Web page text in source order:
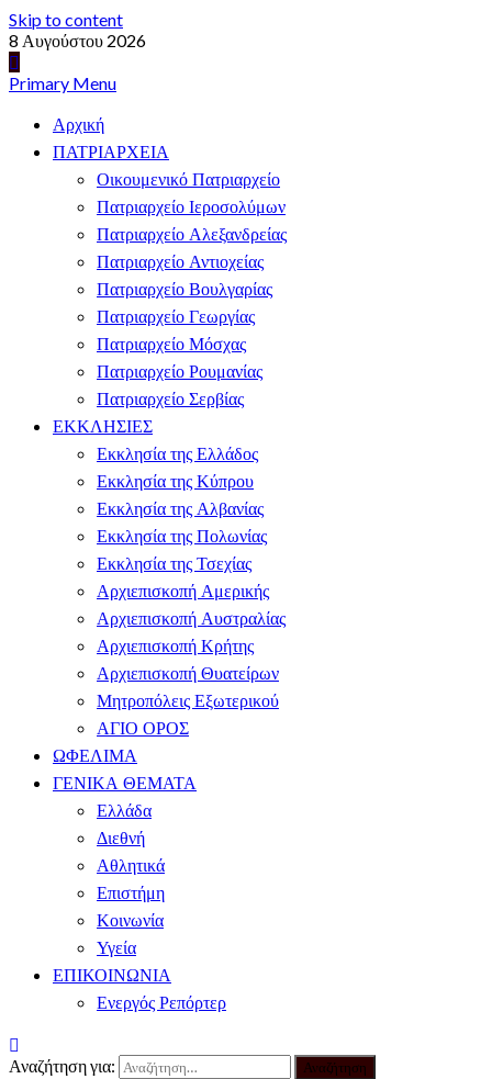
Skip to content
8 Αυγούστου 2026
Primary Menu
Αρχική
ΠΑΤΡΙΑΡΧΕΙΑ
Οικουμενικό Πατριαρχείο
Πατριαρχείο Ιεροσολύμων
Πατριαρχείο Αλεξανδρείας
Πατριαρχείο Αντιοχείας
Πατριαρχείο Βουλγαρίας
Πατριαρχείο Γεωργίας
Πατριαρχείο Μόσχας
Πατριαρχείο Ρουμανίας
Πατριαρχείο Σερβίας
ΕΚΚΛΗΣΙΕΣ
Εκκλησία της Ελλάδος
Εκκλησία της Κύπρου
Εκκλησία της Αλβανίας
Εκκλησία της Πολωνίας
Εκκλησία της Τσεχίας
Αρχιεπισκοπή Αμερικής
Αρχιεπισκοπή Αυστραλίας
Αρχιεπισκοπή Κρήτης
Αρχιεπισκοπή Θυατείρων
Μητροπόλεις Εξωτερικού
ΑΓΙΟ ΟΡΟΣ
ΩΦΕΛΙΜΑ
ΓΕΝΙΚΑ ΘΕΜΑΤΑ
Ελλάδα
Διεθνή
Αθλητικά
Επιστήμη
Κοινωνία
Υγεία
ΕΠΙΚΟΙΝΩΝΙΑ
Ενεργός Ρεπόρτερ
Αναζήτηση για: